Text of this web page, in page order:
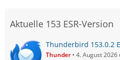
Aktuelle 153 ESR-Version
Thunderbird 153.0.2
Thunder 4. August 2026